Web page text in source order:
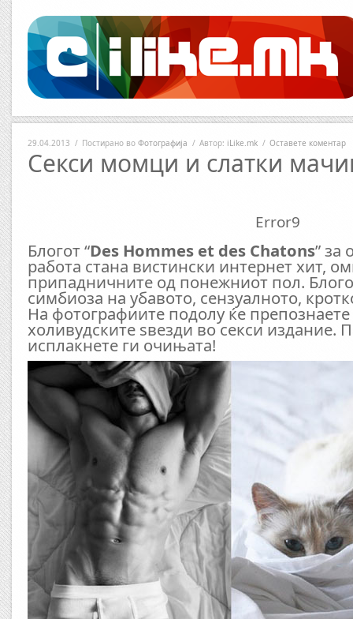
29.04.2013 / Постирано во Фотографија / Автор: iLike.mk / Оставете коментар
Секси момци и слатки
Error9
Блогот “Des Hommes et des Chatons” за
работа стана вистински интернет хит,
припадничните од понежниот пол.
симбиоза на убавото, сензуалното,
На фотографиите подолу ќе препознаете
холивудските ѕвезди во секси издание.
исплакнете ги очињата!